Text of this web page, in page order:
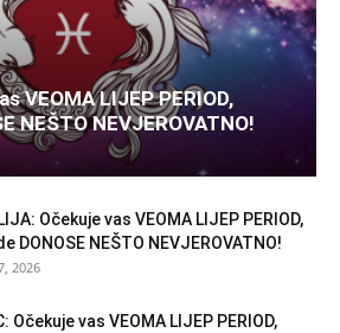
VEOMA LIJEP PERIOD,
NEŠTO NEVJEROVATNO!
Očekuje vas VEOMA LIJEP PERIOD,
DONOSE NEŠTO NEVJEROVATNO!
2026
Očekuje vas VEOMA LIJEP PERIOD,